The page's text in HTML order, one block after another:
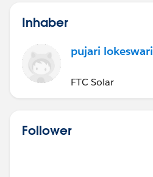
Inhaber
pujari lokeswari
FTC Solar
Follower